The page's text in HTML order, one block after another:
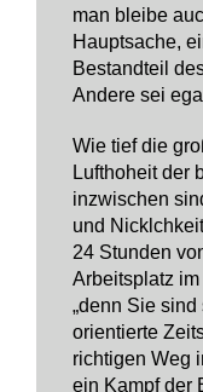
man bleibe
Hauptsache,
Bestandteil
Andere sei
Wie tief die
Lufthoheit der
inzwischen
und
24 Stunden
Arbeitsplatz
„denn Sie
orientierte
richtigen Weg
ein Kampf der